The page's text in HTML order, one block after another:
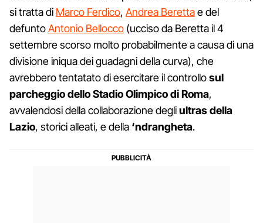
si tratta di Marco Ferdico, Andrea Berettae del
defuntoAntonio Bellocco (ucciso da Beretta il 4
settembre scorso molto probabilmente a causa di una
divisione iniqua dei guadagni della curva), che
avrebbero tentatato di esercitare il controllosul
parcheggio dello Stadio Olimpico di Roma,
avvalendosi della collaborazione degliultras della
Lazio, storici alleati, e della ‘ndrangheta.